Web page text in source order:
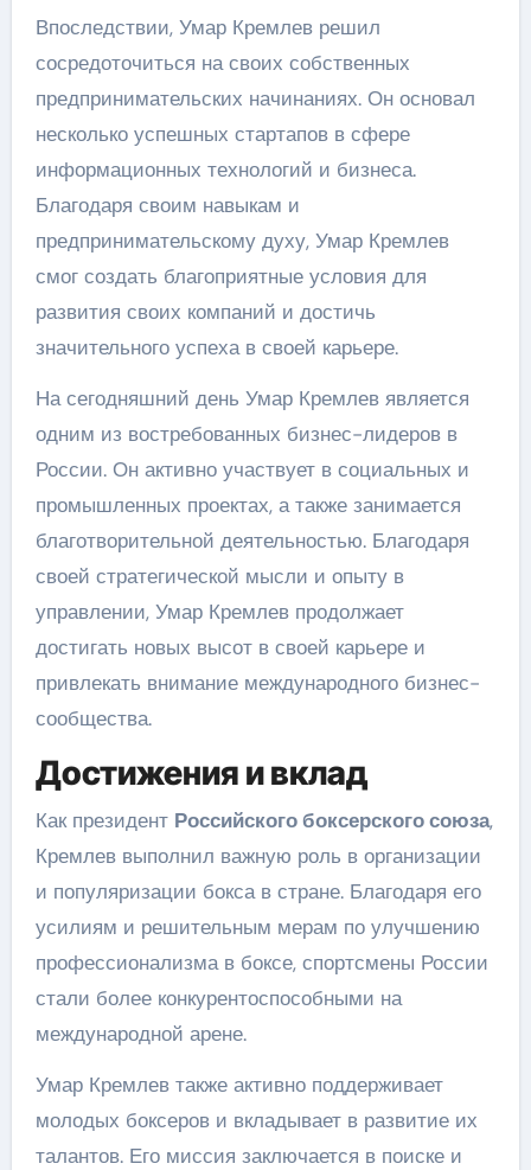
Впоследствии, Умар Кремлев решил
сосредоточиться на своих собственных
предпринимательских начинаниях. Он основал
несколько успешных стартапов в сфере
информационных технологий и бизнеса.
Благодаря своим навыкам и
предпринимательскому духу, Умар Кремлев
смог создать благоприятные условия для
развития своих компаний и достичь
значительного успеха в своей карьере.
На сегодняшний день Умар Кремлев является
одним из востребованных бизнес-лидеров в
России. Он активно участвует в социальных и
промышленных проектах, а также занимается
благотворительной деятельностью. Благодаря
своей стратегической мысли и опыту в
управлении, Умар Кремлев продолжает
достигать новых высот в своей карьере и
привлекать внимание международного бизнес-
сообщества.
Достижения и вклад
Как президент Российского боксерского союза,
Кремлев выполнил важную роль в организации
и популяризации бокса в стране. Благодаря его
усилиям и решительным мерам по улучшению
профессионализма в боксе, спортсмены России
стали более конкурентоспособными на
международной арене.
Умар Кремлев также активно поддерживает
молодых боксеров и вкладывает в развитие их
талантов. Его миссия заключается в поиске и